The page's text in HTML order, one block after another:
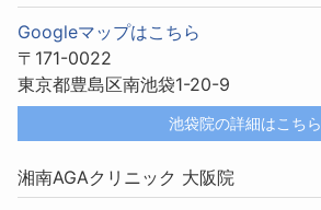
Googleマップはこちら
〒171-0022
東京都豊島区南池袋1-20-9
池袋院の詳細はこちら
湘南AGAクリニック 大阪院